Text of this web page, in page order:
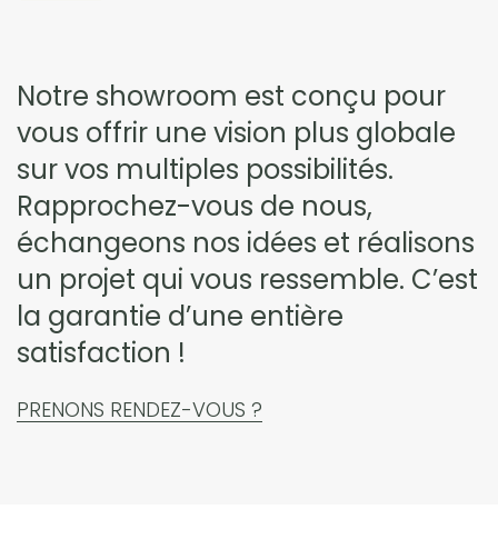
Notre showroom est conçu pour
vous offrir une vision plus globale
sur vos multiples possibilités.
Rapprochez-vous de nous,
échangeons nos idées et réalisons
un projet qui vous ressemble. C’est
la garantie d’une entière
satisfaction !
PRENONS RENDEZ-VOUS ?